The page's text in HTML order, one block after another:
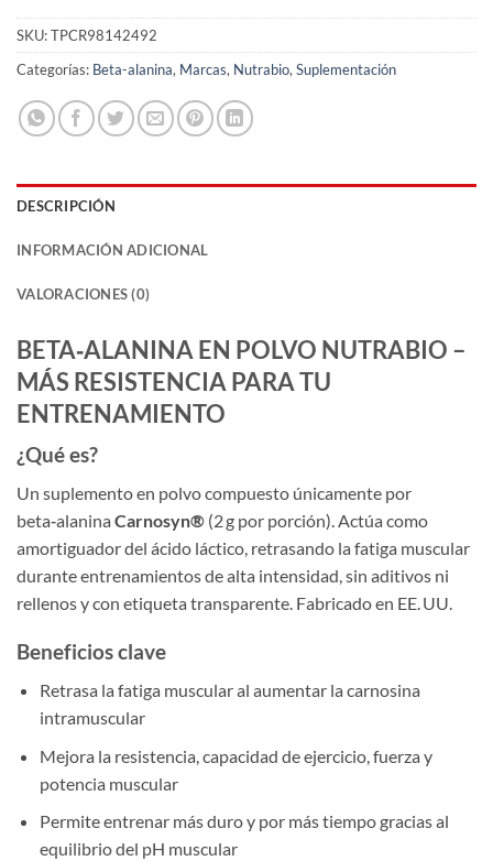
SKU:TPCR98142492
Categorías: Beta-alanina, Marcas, Nutrabio, Suplementación
DESCRIPCIÓN
INFORMACIÓN ADICIONAL
VALORACIONES (0)
BETA‑ALANINA EN POLVO NUTRABIO –
MÁS RESISTENCIA PARA TU
ENTRENAMIENTO
¿Qué es?
Un suplemento en polvo compuesto únicamente por
beta‑alanina Carnosyn® (2 g por porción). Actúa como
amortiguador del ácido láctico, retrasando la fatiga muscular
durante entrenamientos de alta intensidad, sin aditivos ni
rellenos y con etiqueta transparente. Fabricado en EE. UU.
Beneficios clave
Retrasa la fatiga muscular al aumentar la carnosina
intramuscular
Mejora la resistencia, capacidad de ejercicio, fuerza y
potencia muscular
Permite entrenar más duro y por más tiempo gracias al
equilibrio del pH muscular